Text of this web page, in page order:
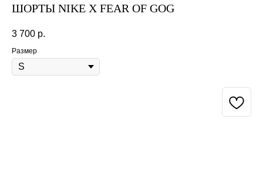
ШОРТЫ NIKE X FEAR OF GOG
3 700 р.
Размер